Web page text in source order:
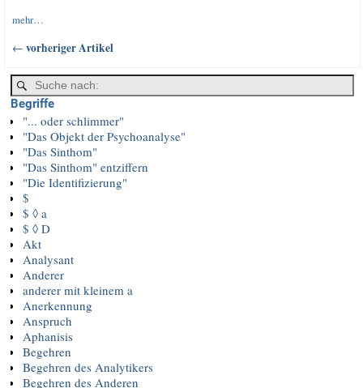
mehr…
Artikelnavigation
← vorheriger Artikel
Begriffe
"... oder schlimmer"
"Das Objekt der Psychoanalyse"
"Das Sinthom"
"Das Sinthom" entziffern
"Die Identifizierung"
$
$ ◊ a
$ ◊ D
Akt
Analysant
Anderer
anderer mit kleinem a
Anerkennung
Anspruch
Aphanisis
Begehren
Begehren des Analytikers
Begehren des Anderen